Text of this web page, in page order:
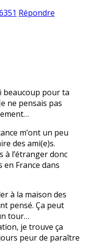
Répondre
beaucoup pour ta
ne pensais pas
m’ont un peu
des ami(e)s.
à l’étranger donc
en France dans
à la maison des
pensé. Ça peut
tour…
je trouve ça
peur de paraître